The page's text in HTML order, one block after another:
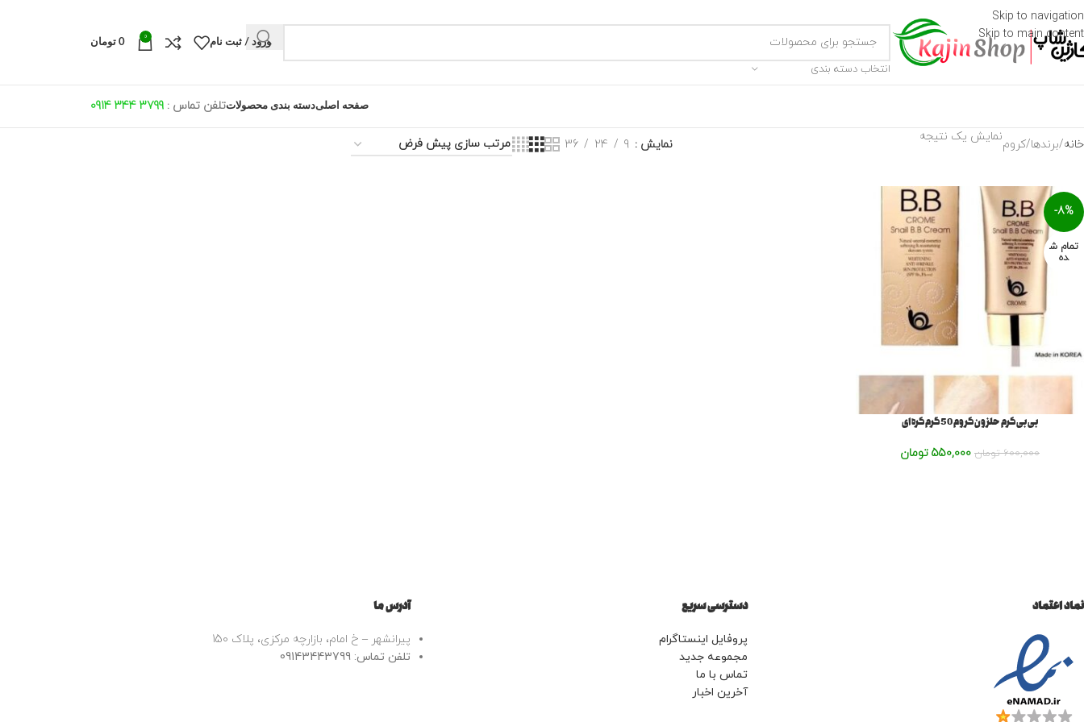
Skip to navigation
Skip to main content
انتخاب دسته بندی
ورود / ثبت نام
0
0 تومان
صفحه اصلیدسته بندی محصولاتتلفن تماس : 3799 344 0914
خانه برندها کروم
نمایش یک نتیجه
نمایش 9
24
36
-8%
تمام ش
ده
بی بی کرم حلزون کروم 50 گرم کره ای
600,000 تومان 550,000 تومان
نماد اعتماد دسترسی سریع
پروفایل اینستاگرام
مجموعه جدید
تماس با ما
آخرین اخبار
آدرس ما
پیرانشهر – خ امام، بازارچه مرکزی، پلاک 150
تلفن تماس: 09143443799